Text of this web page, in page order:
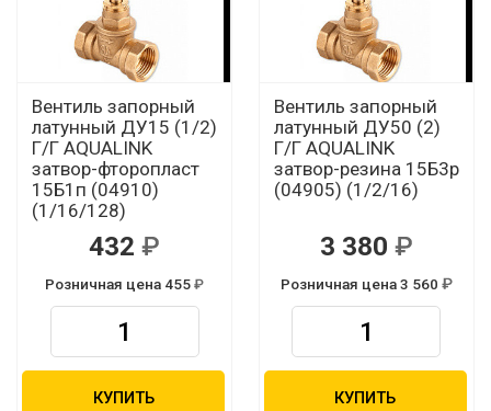
Вентиль запорный
латунный ДУ15 (1/2)
Г/Г AQUALINK
затвор-фторопласт
15Б1п (04910)
(1/16/128)
432
Розничная цена 455
КУПИТЬ
Вентиль запорный
латунный ДУ50 (2)
Г/Г AQUALINK
затвор-резина 15Б3р
(04905) (1/2/16)
3 380
Розничная цена 3 560
КУПИТЬ